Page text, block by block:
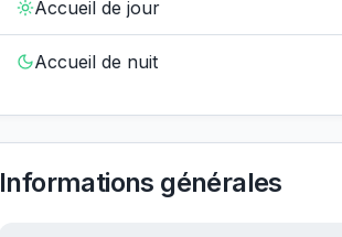
Accueil de jour
Accueil de nuit
Informations générales